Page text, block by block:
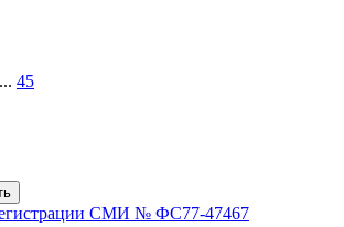
... 45
СМИ № ФС77-47467